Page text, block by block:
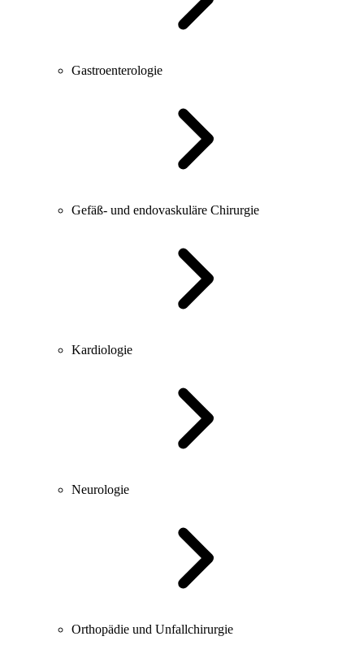
Gastroenterologie
Gefäß- und endovaskuläre Chirurgie
Kardiologie
Neurologie
Orthopädie und Unfallchirurgie